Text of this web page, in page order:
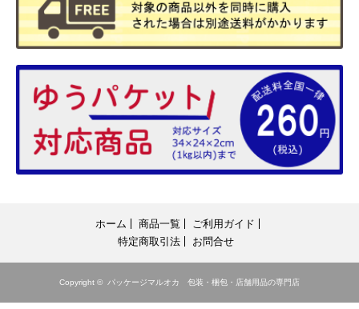
ホーム 商品一覧
ご利用ガイド
特定商取引法
お問合せ
Copyright © パッケージマルオカ 包装・梱包・店舗用品の専門店